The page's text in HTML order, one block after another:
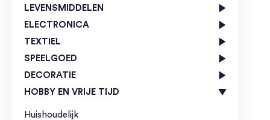
LEVENSMIDDELEN
ELECTRONICA
TEXTIEL
SPEELGOED
DECORATIE
HOBBY EN VRIJE TIJD
Huishoudelijk